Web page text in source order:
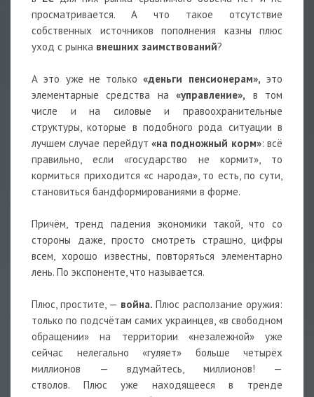
просматривается. А что такое отсутствие
собственных источников пополнения казны плюс
уход с рынка внешних заимствований?
А это уже не только«деньги пенсионерам», это
элементарные средства на«управление», в том
числе и на силовые и правоохранительные
структуры, которые в подобного рода ситуации в
лучшем случае перейдут «на подножный корм»: всё
правильно, если «государство не кормит», то
кормиться приходится «с народа», то есть, по сути,
становиться бандформированиями в форме.
Причём, тренд падения экономики такой, что со
стороны даже, просто смотреть страшно, цифры
всем, хорошо известны, повторяться элементарно
лень. По экспоненте, что называется.
Плюс, простите, — война. Плюс расползание оружия:
только по подсчётам самих украинцев, «в свободном
обращении» на территории «незалежной» уже
сейчас нелегально «гуляет» больше четырёх
миллионов — вдумайтесь, миллионов! —
стволов. Плюс уже находящееся в тренде